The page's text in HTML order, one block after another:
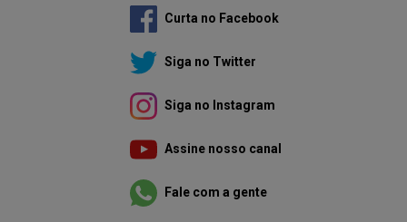
Curta no Facebook
Siga no Twitter
Siga no Instagram
Assine nosso canal
Fale com a gente